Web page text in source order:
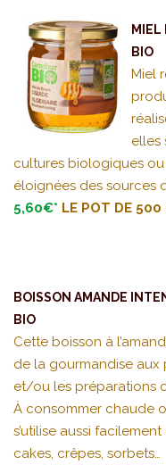
MIEL
BIO
Miel
elles
cultures biologiques ou
éloignées des sources
5,60€* LE POT DE 500
BOISSON AMANDE
BIO
Cette boisson à
de la gourmandise aux
et/ou les préparations
À consommer chaude
s’utilise aussi
cakes, crêpes, sorbets…